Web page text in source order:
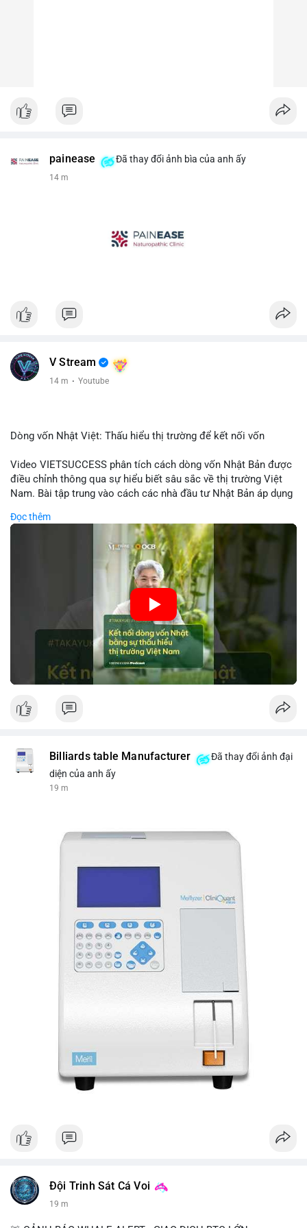
painease Đã thay đổi ảnh bìa của anh ấy
14 m
V Stream
14 m · Youtube
Dòng vốn Nhật Việt: Thấu hiểu thị trường để kết nối vốn
Video VIETSUCCESS phân tích cách dòng vốn Nhật Bản được
điều chỉnh thông qua sự hiểu biết sâu sắc về thị trường Việt
Nam. Bài tập trung vào cách các nhà đầu tư Nhật Bản áp dụng
đầu tư trực tiếp vào doanh nghiệp đến việc giao dịch tài chính.
Kết nối này không chỉ tạo cơ hội tăng trưởng cho Việt Nam mà
còn tạo ra động lực cho thị trường crypto địa phương khi các
nhà đầu tư đa quốc gia tìm kiếm cơ hội đa dạng. Các yếu tố
như chính sách tài chính Việt Nam, xu hướng đầu tư ESG, và
ổn định thị trường sẽ ảnh hưởng trực tiếp đến lưu lượng vốn
nhập khẩu từ Nhật Bản. Bài cũng nhấn mạnh vai trò của thông
tin thị trường chính xác trong việc giảm rủi ro khi kết nối các
thị trường khác nhau.
🎥 Xem video trực tiếp tại:
Đọc thêm
Billiards table Manufacturer
Đã thay đổi ảnh đại
diện của anh ấy
19 m
Đội Trinh Sát Cá Voi
19 m